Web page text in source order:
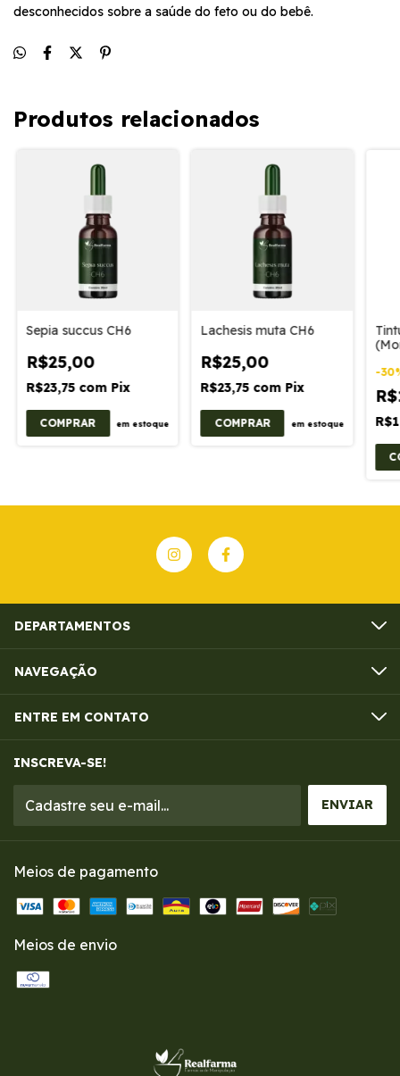
desconhecidos sobre a saúde do feto ou do bebê.
Produtos relacionados
Sepia succus CH6
R$25,00
R$23,75 com Pix
COMPRAR em estoque
Lachesis muta CH6
R$25,00
R$23,75 com Pix
COMPRAR em estoque
-30
DEPARTAMENTOS
NAVEGAÇÃO
ENTRE EM CONTATO
INSCREVA-SE!
Meios de pagamento
Meios de envio